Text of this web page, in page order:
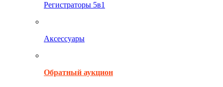
Регистраторы 5в1
Аксессуары
Обратный аукцион